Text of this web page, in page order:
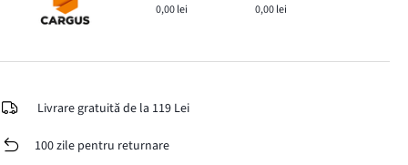
0,00 lei 0,00 lei
Livrare gratuită de la 119 Lei
100 zile pentru returnare